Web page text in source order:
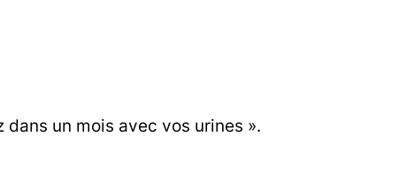
un mois avec vos urines ».